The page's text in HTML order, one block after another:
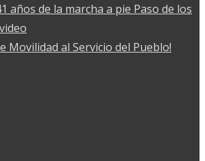
años de la marcha a pie Paso de los
Movilidad al Servicio del Pueblo!